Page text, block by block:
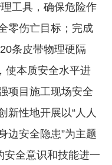
理工具，确保危险作
零伤亡目标；完成
条皮带物理硬隔
使本质安全水平进
项目施工现场安全
新性地开展以“人人
安全隐患”为主题
安全意识和技能进一